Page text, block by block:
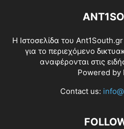
Η Ιστοσελίδα του
για το περιεχόμενο
αναφέρονται στις
Powered by
Contact us: